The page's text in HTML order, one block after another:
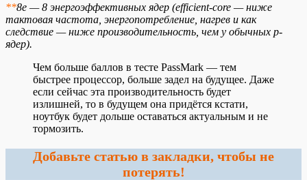
**8e — 8 энергоэффективных ядер (efficient-core — ниже
тактовая частота, энергопотребление, нагрев и как
следствие — ниже производительность, чем у обычных p-
ядер).
Чем больше баллов в тесте PassMark — тем
быстрее процессор, больше задел на будущее. Даже
если сейчас эта производительность будет
излишней, то в будущем она придётся кстати,
ноутбук будет дольше оставаться актуальным и не
тормозить.
Добавьте статью в закладки, чтобы не
потерять!